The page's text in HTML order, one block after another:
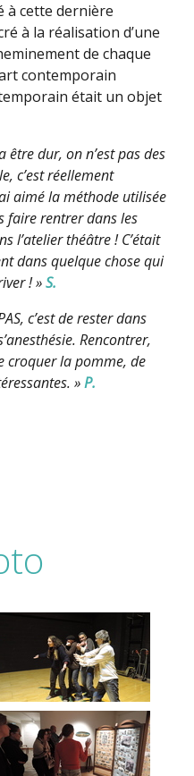
à cette dernière
à la réalisation d’une
de chaque
contemporain
était un objet
être dur, on n’est pas des
c’est réellement
aimé la méthode utilisée
faire rentrer dans les
l’atelier théâtre ! C’était
dans quelque chose qui
! »S.
c’est de rester dans
Rencontrer,
croquer la pomme, de
»P.